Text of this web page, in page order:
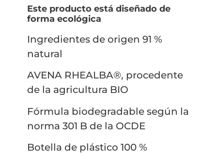
Este producto está diseñado de
forma ecológica
Ingredientes de origen 91 %
natural
AVENA RHEALBA®, procedente
de la agricultura BIO
Fórmula biodegradable según la
norma 301 B de la OCDE
Botella de plástico 100 %